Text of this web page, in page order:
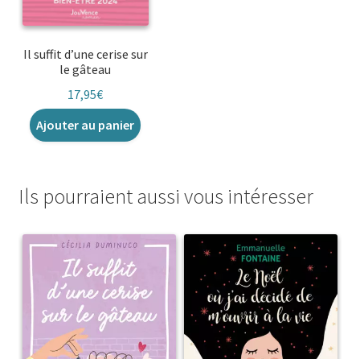
Il suffit d’une cerise sur
le gâteau
17,95€
Ajouter au panier
Ils pourraient aussi vous intéresser